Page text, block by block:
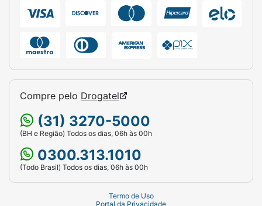
Compre pelo Drogatel
(31) 3270-5000
(BH e Região) Todos os dias, 06h às 00h
0300.313.1010
(Todo Brasil) Todos os dias, 06h às 00h
Termo de Uso
Portal da Privacidade